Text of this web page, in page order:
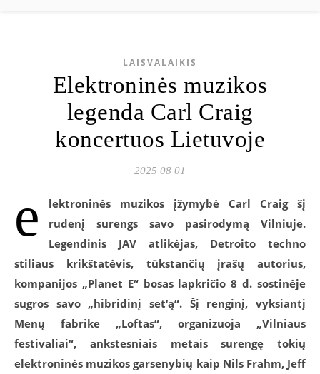
LAISVALAIKIS
Elektroninės muzikos
legenda Carl Craig
koncertuos Lietuvoje
2025 08 01
e
lektroninės muzikos įžymybė Carl Craig šį
rudenį surengs savo pasirodymą Vilniuje.
Legendinis JAV atlikėjas, Detroito techno
stiliaus krikštatėvis, tūkstančių įrašų autorius,
kompanijos „Planet E“ bosas lapkričio 8 d. sostinėje
sugros savo „hibridinį set‘ą“. Šį renginį, vyksiantį
Menų fabrike „Loftas“, organizuoja „Vilniaus
festivaliai“, ankstesniais metais surengę tokių
elektroninės muzikos garsenybių kaip Nils Frahm, Jeff